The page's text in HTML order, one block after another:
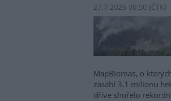
27.7.2026 00:50 (ČTK)
MapBiomas, o
zasáhl 3,1 milionu
dříve shořelo